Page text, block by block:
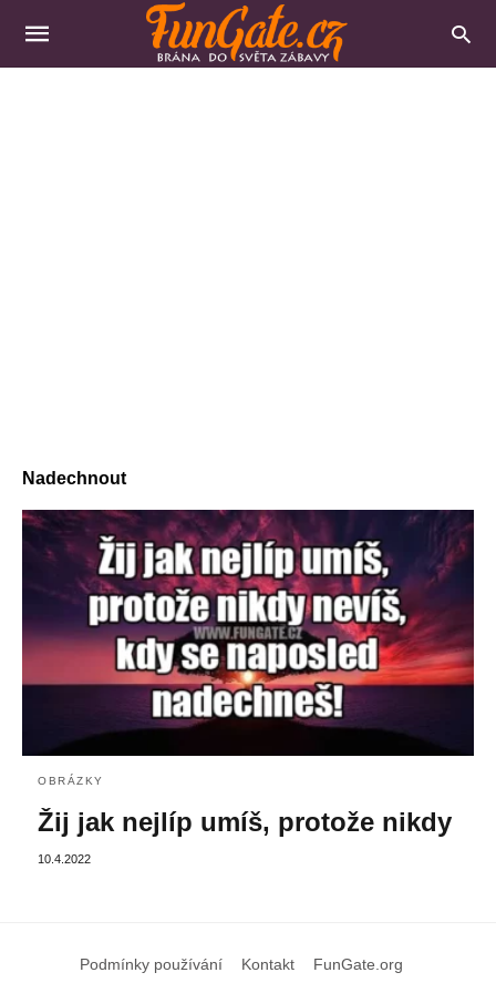
Nadechnout
OBRÁZKY
Žij jak nejlíp umíš, protože nikdy
10.4.2022
Podmínky používání Kontakt FunGate.org